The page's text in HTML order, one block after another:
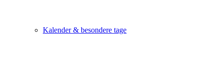
Kalender & besondere tage